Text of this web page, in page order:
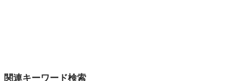
関連キーワード検索